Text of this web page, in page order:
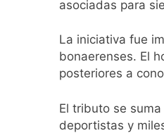
asociadas para
La iniciativa fue
bonaerenses. El
posteriores a
El tributo se
deportistas y